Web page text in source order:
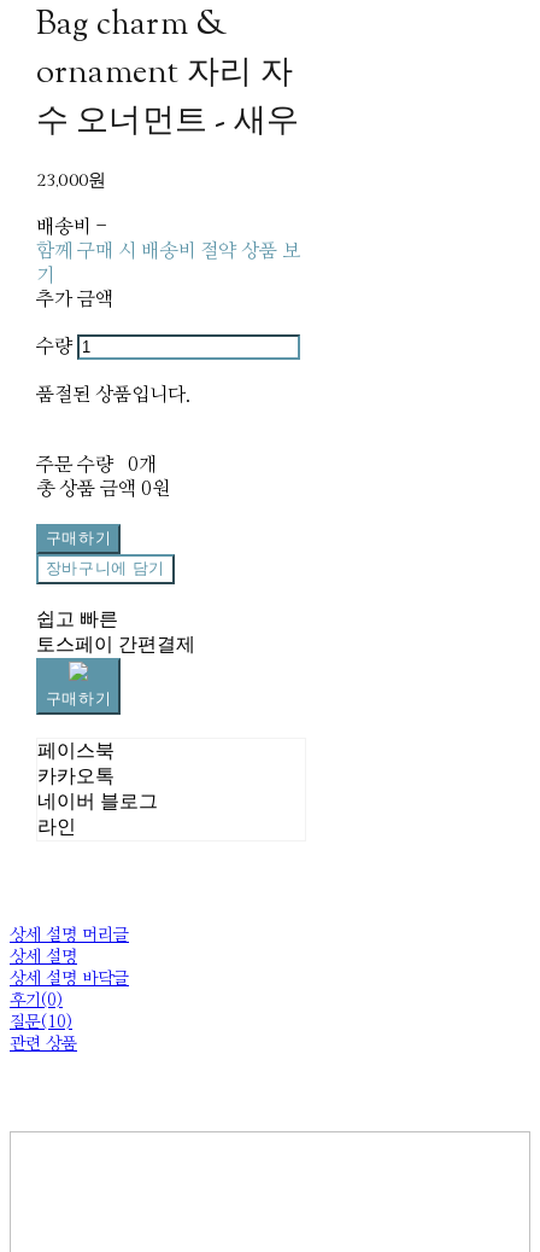
Bag charm &
ornament 자리 자
수 오너먼트 - 새우
23,000원
배송비 -
함께 구매 시 배송비 절약 상품 보
기
추가 금액
수량
품절된 상품입니다.
주문 수량
0개
총 상품 금액 0원
구매하기
장바구니에 담기
쉽고 빠른
토스페이 간편결제
구매하기
페이스북
카카오톡
네이버 블로그
라인
상세 설명 머리글
상세 설명
상세 설명 바닥글
후기(0)
질문(10)
관련 상품